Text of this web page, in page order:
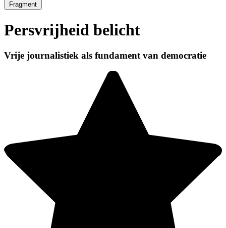
Fragment
Persvrijheid belicht
Vrije journalistiek als fundament van democratie